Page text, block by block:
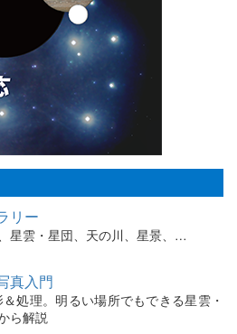
リー
星雲・星団、天の川、星景、…
真入門
処理。明るい場所でもできる星雲・
ら解説